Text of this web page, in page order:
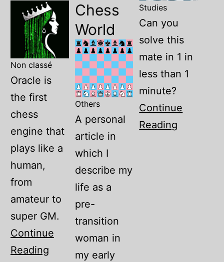
Non classé
Oracle is
the first
chess
engine that
plays like a
human,
from
amateur to
super GM.
Continue
Reading
Chess
World
Others
A personal
article in
which I
describe my
life as a
pre-
transition
woman in
my early
Studies
Can you
solve this
mate in 1 in
less than 1
minute?
Continue
Reading